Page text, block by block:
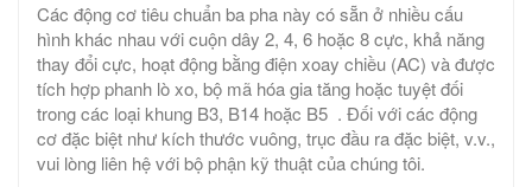
Các động cơ tiêu chuẩn ba pha này có sẵn ở nhiều cấu
hình khác nhau với cuộn dây 2, 4, 6 hoặc 8 cực, khả năng
thay đổi cực, hoạt động bằng điện xoay chiều (AC) và được
tích hợp phanh lò xo, bộ mã hóa gia tăng hoặc tuyệt đối
trong các loại khung B3, B14 hoặc B5 . Đối với các động
cơ đặc biệt như kích thước vuông, trục đầu ra đặc biệt, v.v.,
vui lòng liên hệ với bộ phận kỹ thuật của chúng tôi.